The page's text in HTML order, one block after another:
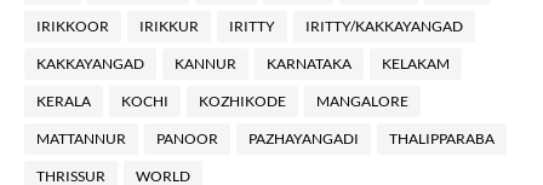
IRIKKOOR IRIKKUR IRITTY IRITTY/KAKKAYANGAD
KAKKAYANGAD KANNUR KARNATAKA KELAKAM
KERALA KOCHI KOZHIKODE MANGALORE
MATTANNUR PANOOR PAZHAYANGADI THALIPPARABA
THRISSUR WORLD